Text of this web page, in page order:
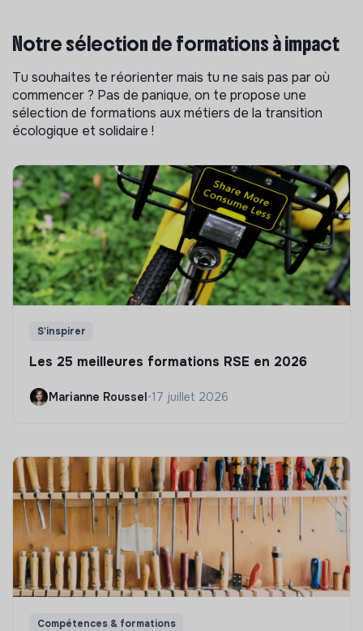
Notre sélection de formations à impact
Tu souhaites te réorienter mais tu ne sais pas par où
commencer ? Pas de panique, on te propose une
sélection de formations aux métiers de la transition
écologique et solidaire !
S'inspirer
Les 25 meilleures formations RSE en 2026
Marianne Roussel•17 juillet 2026
Compétences & formations